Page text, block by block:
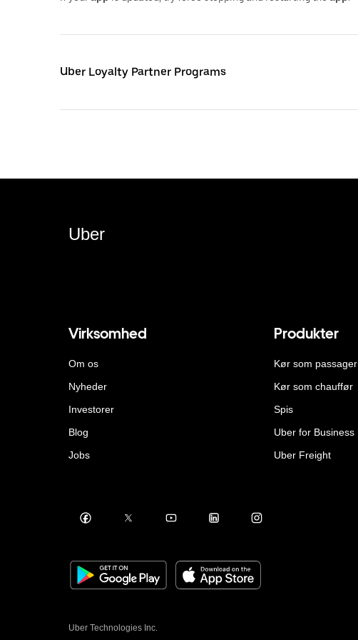
Uber Loyalty Partner Programs
Uber
Virksomhed
Om os
Nyheder
Investorer
Blog
Jobs
Produkter
Kør som passager
Kør som chauffør
Spis
Uber for Business
Uber Freight
Uber Technologies Inc.